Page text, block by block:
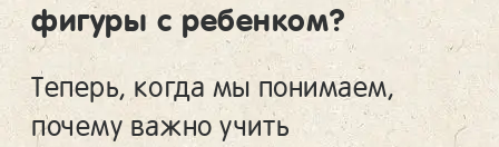
фигуры с ребенком?
Теперь, когда мы понимаем,
почему важно учить